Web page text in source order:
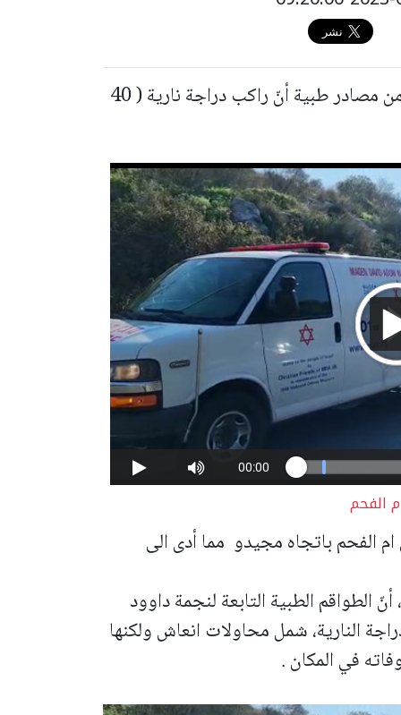
علم مراسل موقع بانيت وصحيفة بانوراما ، من مصادر طبية أنّ راكب دراجة نارية ( 40
الفحم
على شارع 65 من مفرق ام الفحم باتجاه مجيدو مما أدى الى
الطواقم الطبية التابعة لنجمة داوود
النارية، شمل محاولات انعاش ولكنها
في المكان .